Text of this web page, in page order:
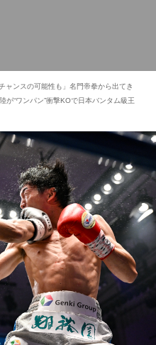
ャンスの可能性も」名門帝拳から出てき
が“ワンパン”衝撃KOで日本バンタム級王